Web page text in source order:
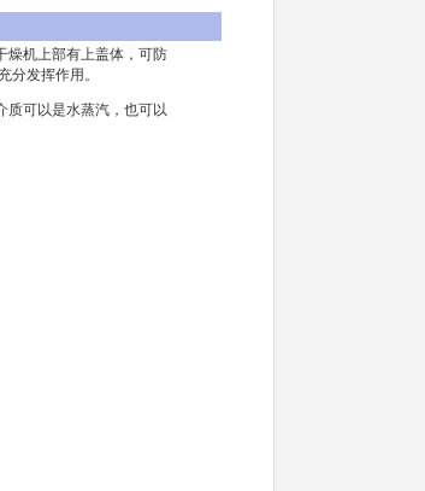
机上部有上盖体，可防
分发挥作用。
可以是水蒸汽，也可以